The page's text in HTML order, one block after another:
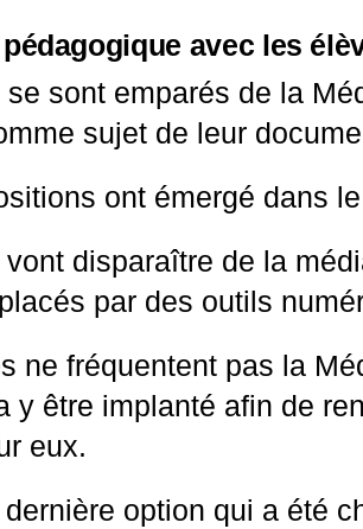
avec les
se sont emparés de la
sujet de leur
ont émergé dans
disparaître de la
par des outils
ne fréquentent pas la
y être implanté afin de
eux.
dernière option qui a été